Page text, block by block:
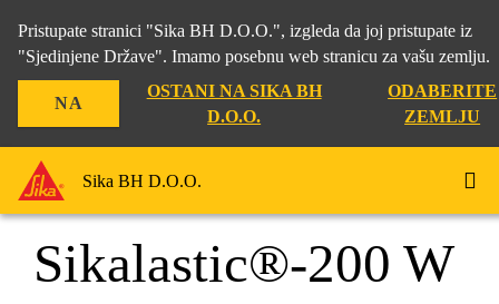
Pristupate stranici "Sika BH D.O.O.", izgleda da joj pristupate iz
"Sjedinjene Države". Imamo posebnu web stranicu za vašu zemlju.
NA
OSTANI NA SIKA BH
D.O.O.
ODABERITE
ZEMLJU
Sika BH D.O.O.
Građevina Sikalastic®-200 W
Sikalastic®-200 W